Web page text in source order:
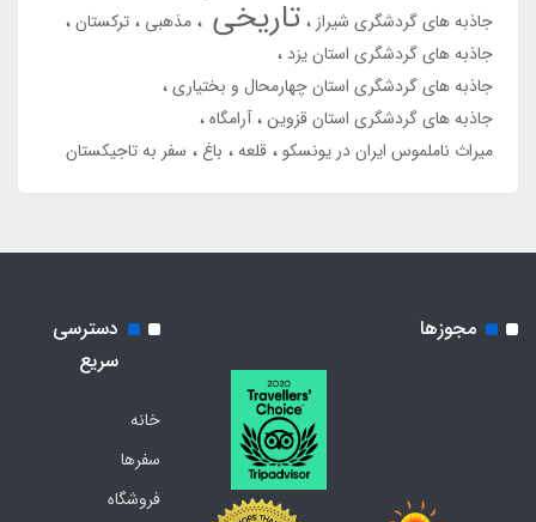
جاذبه های گردشگری شیراز تاریخی مذهبی
ترکستان
جاذبه های گردشگری استان یزد
جاذبه های گردشگری استان چهارمحال و بختیاری
جاذبه های گردشگری استان قزوین آرامگاه
میراث ناملموس ایران در یونسکو قلعه باغ سفر به تاجیکستان
مجوزها
دسترسی
سریع
خانه
سفرها
فروشگاه